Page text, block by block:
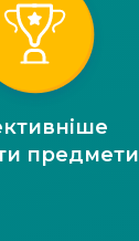
предмети